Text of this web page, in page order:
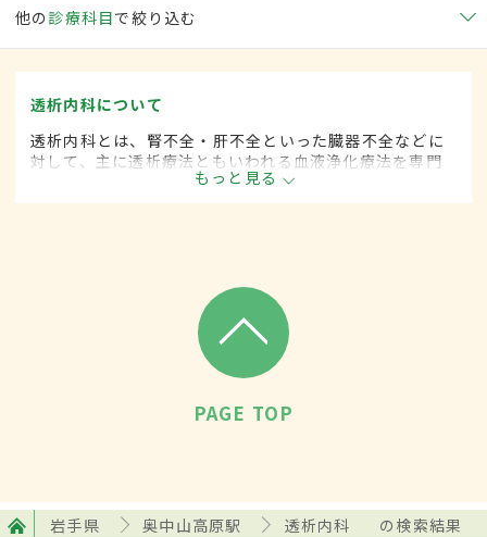
他の 診療科目で絞り込む
透析内科について
透析内科とは、腎不全・肝不全といった臓器不全などに
対して、主に透析療法ともいわれる血液浄化療法を専門
的に取り扱う内科の一領域です。
もっと見る
PAGE TOP
岩手県 奥中山高原駅 透析内科 の検索結果